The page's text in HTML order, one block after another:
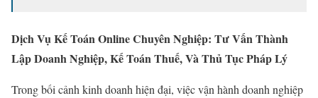
Dịch Vụ Kế Toán Online Chuyên Nghiệp: Tư Vấn Thành
Lập Doanh Nghiệp, Kế Toán Thuế, Và Thủ Tục Pháp Lý
Trong bối cảnh kinh doanh hiện đại, việc vận hành doanh nghiệp